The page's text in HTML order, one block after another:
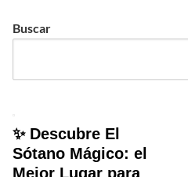
Buscar
✨ Descubre El
Sótano Mágico: el
Mejor Lugar para